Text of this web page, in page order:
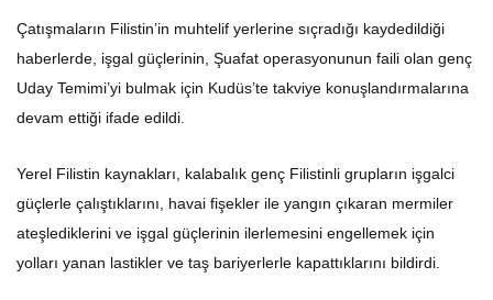
Çatışmaların Filistin’in muhtelif yerlerine sıçradığı kaydedildiği
haberlerde, işgal güçlerinin, Şuafat operasyonunun faili olan genç
Uday Temimi’yi bulmak için Kudüs’te takviye konuşlandırmalarına
devam ettiği ifade edildi.
Yerel Filistin kaynakları, kalabalık genç Filistinli grupların işgalci
güçlerle çalıştıklarını, havai fişekler ile yangın çıkaran mermiler
ateşlediklerini ve işgal güçlerinin ilerlemesini engellemek için
yolları yanan lastikler ve taş bariyerlerle kapattıklarını bildirdi.